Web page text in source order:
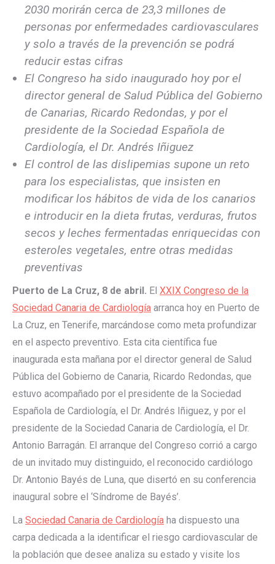
2030 morirán cerca de 23,3 millones de
personas por enfermedades cardiovasculares
y solo a través de la prevención se podrá
reducir estas cifras
El Congreso ha sido inaugurado hoy por el
director general de Salud Pública del Gobierno
de Canarias, Ricardo Redondas, y por el
presidente de la Sociedad Española de
Cardiología, el Dr. Andrés Iñiguez
El control de las dislipemias supone un reto
para los especialistas, que insisten en
modificar los hábitos de vida de los canarios
e introducir en la dieta frutas, verduras, frutos
secos y leches fermentadas enriquecidas con
esteroles vegetales, entre otras medidas
preventivas
Puerto de La Cruz, 8 de abril. El XXIX Congreso de la
Sociedad Canaria de Cardiología arranca hoy en Puerto de
La Cruz, en Tenerife, marcándose como meta profundizar
en el aspecto preventivo. Esta cita científica fue
inaugurada esta mañana por el director general de Salud
Pública del Gobierno de Canaria, Ricardo Redondas, que
estuvo acompañado por el presidente de la Sociedad
Española de Cardiología, el Dr. Andrés Iñiguez, y por el
presidente de la Sociedad Canaria de Cardiología, el Dr.
Antonio Barragán. El arranque del Congreso corrió a cargo
de un invitado muy distinguido, el reconocido cardiólogo
Dr. Antonio Bayés de Luna, que disertó en su conferencia
inaugural sobre el ‘Síndrome de Bayés’.
La Sociedad Canaria de Cardiología ha dispuesto una
carpa dedicada a la identificar el riesgo cardiovascular de
la población que desee analiza su estado y visite los